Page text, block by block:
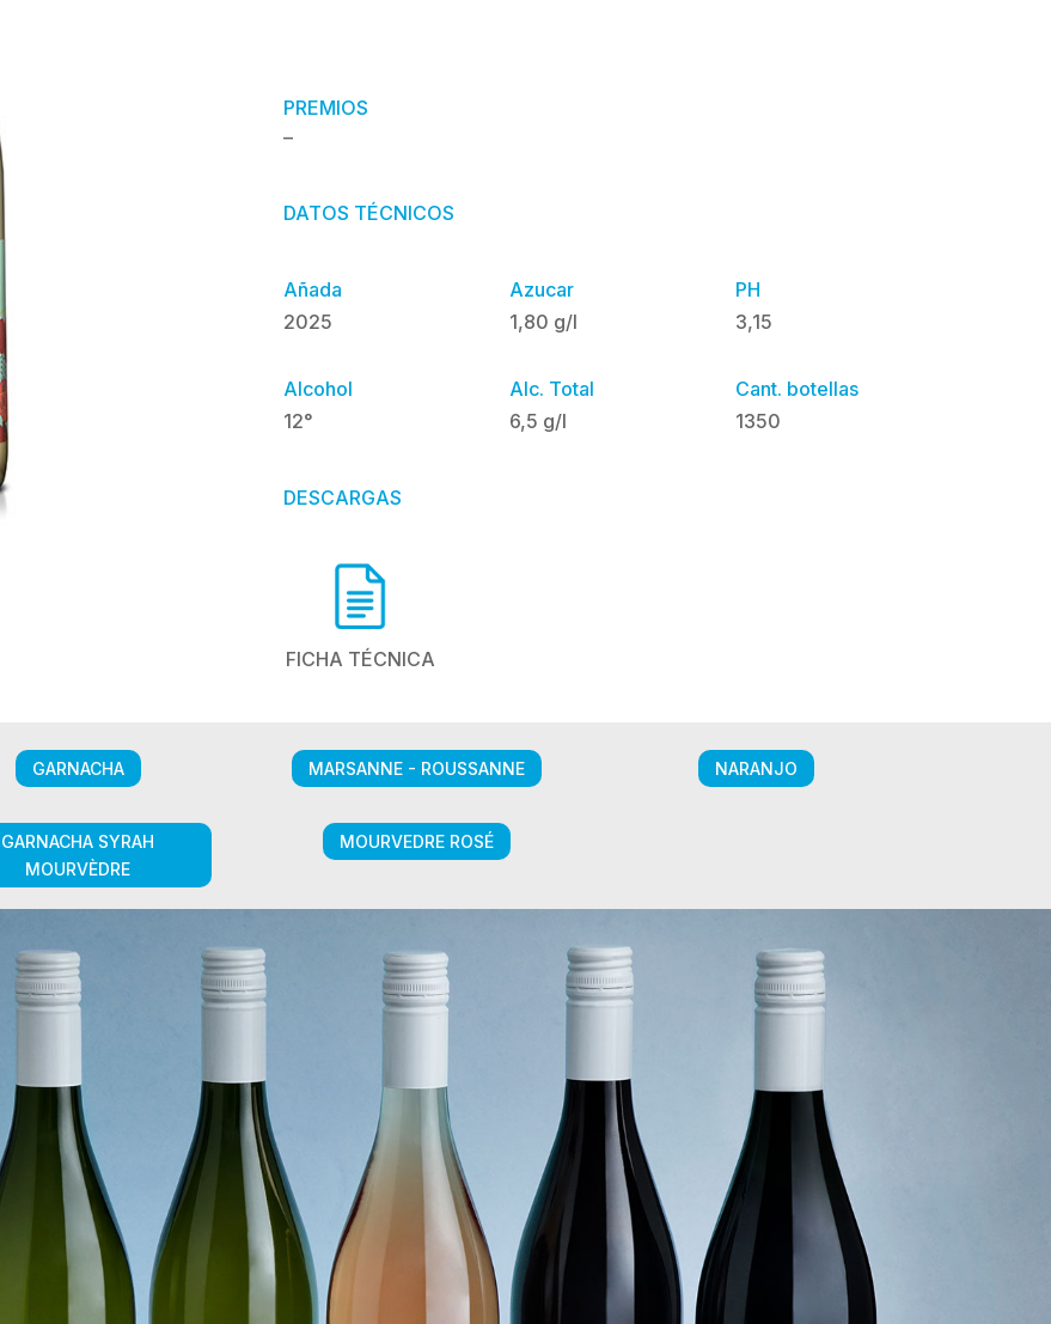
PREMIOS
–
DATOS TÉCNICOS
Añada
2025
Alcohol
12°
Azucar
1,80 g/l
Alc. Total
6,5 g/l
PH
3,15
Cant. botellas
1350
DESCARGAS
FICHA TÉCNICA
GARNACHA
GARNACHA SYRAH
MOURVÈDRE
MARSANNE - ROUSSANNE
MOURVEDRE ROSÉ
NARANJO